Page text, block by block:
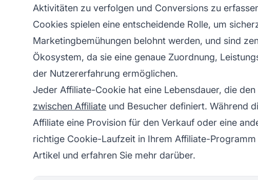
Aktivitäten zu verfolgen und Conversions zu
Cookies spielen eine entscheidende Rolle, um
Marketingbemühungen belohnt werden, und sind
Ökosystem, da sie eine genaue Zuordnung,
der Nutzererfahrung ermöglichen.
Jeder Affiliate-Cookie hat eine Lebensdauer, die
zwischen Affiliate und Besucher definiert. Während
Affiliate eine Provision für den Verkauf oder eine
richtige Cookie-Laufzeit in Ihrem Affiliate-Programm
Artikel und erfahren Sie mehr darüber.